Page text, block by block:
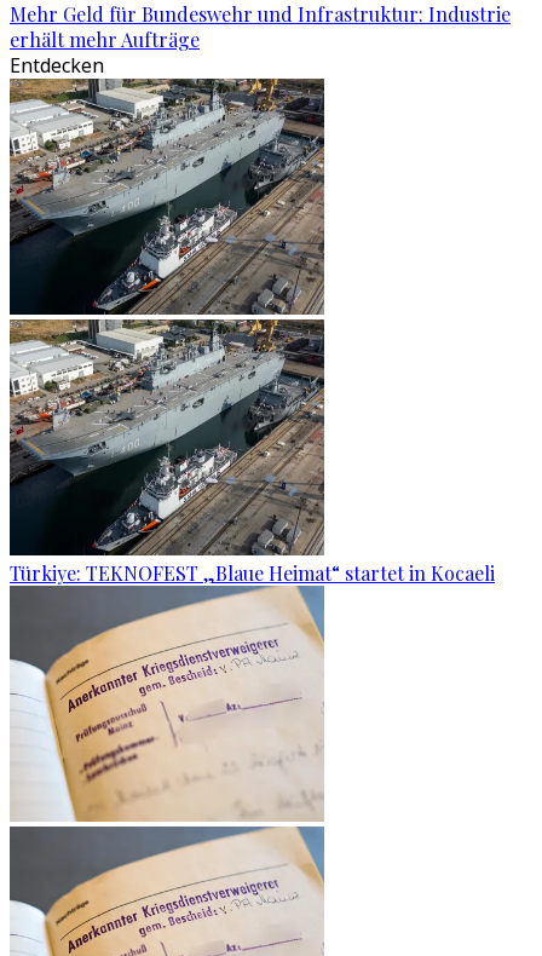
Mehr Geld für Bundeswehr und Infrastruktur: Industrie
erhält mehr Aufträge
Entdecken
Türkiye: TEKNOFEST „Blaue Heimat“ startet in Kocaeli